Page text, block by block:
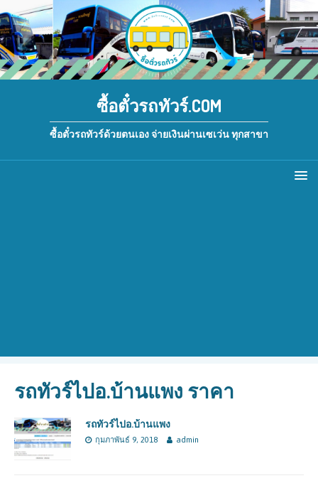
ซื้อตั๋วรถทัวร์.COM
ซื้อตั๋วรถทัวร์ด้วยตนเอง จ่ายเงินผ่านเซเว่น ทุกสาขา
รถทัวร์ไปอ.บ้านแพง ราคา
รถทัวร์ไปอ.บ้านแพง
กุมภาพันธ์ 9, 2018 admin